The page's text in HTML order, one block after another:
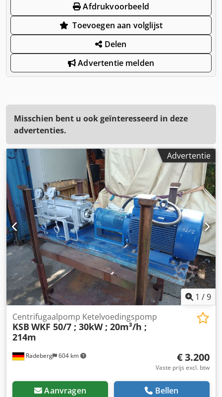
Afdrukvoorbeeld
Toevoegen aan volglijst
Delen
Advertentie melden
Misschien bent u ook geïnteresseerd in deze
advertenties.
Advertentie
1 /9
Radeberg 604 km
Centrifugaalpomp Ketelvoedingspomp
KSB WKF 50/7 ; 30kW ; 20m³/h ;
214m
€ 3.200
Vaste prijs excl. btw
Aanvragen Bellen